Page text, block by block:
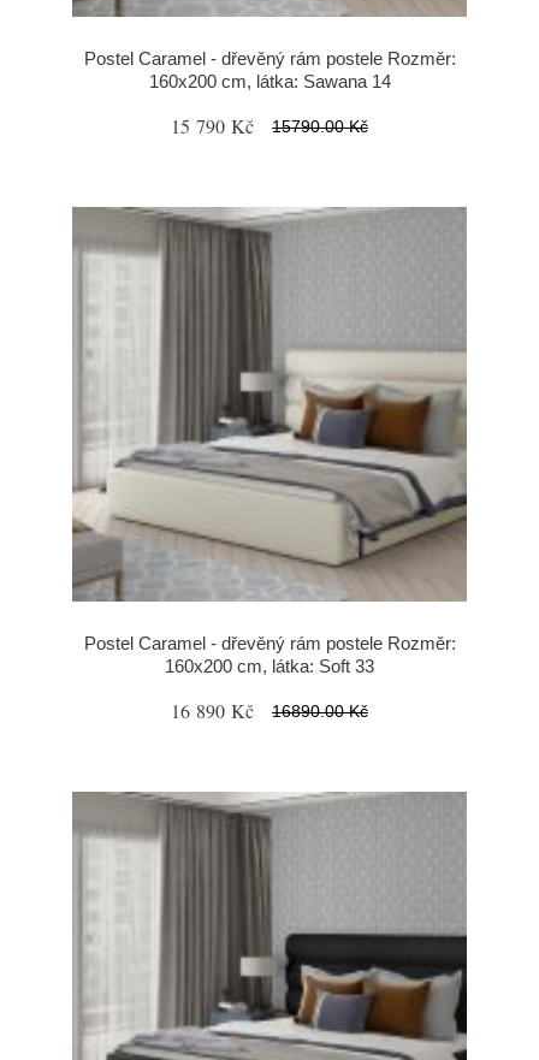
Postel Caramel - dřevěný rám postele Rozměr:
160x200 cm, látka: Sawana 14
15 790 Kč 15790.00 Kč
Postel Caramel - dřevěný rám postele Rozměr:
160x200 cm, látka: Soft 33
16 890 Kč 16890.00 Kč